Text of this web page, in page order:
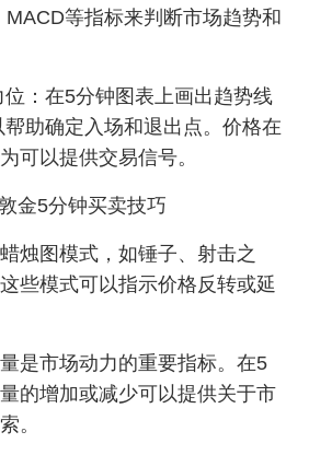
等指标来判断市场趋势和
：在5分钟图表上画出趋势线
助确定入场和退出点。价格在
可以提供交易信号。
烛图模式，如锤子、射击之
些模式可以指示价格反转或延
是市场动力的重要指标。在5
的增加或减少可以提供关于市
。